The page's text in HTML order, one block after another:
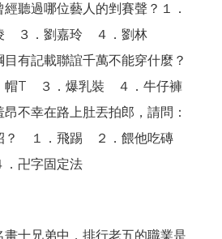
聽過哪位藝人的剉賽聲？１．
３．劉嘉玲 ４．劉林
目有記載聯誼千萬不能穿什麼？
帽T ３．爆乳裝 ４．牛仔褲
昂不幸在路上肚丟拍郎，請問：
？ １．飛踢 ２．餵他吃磚
卍字固定法
十兄弟中，排行老五的職業是